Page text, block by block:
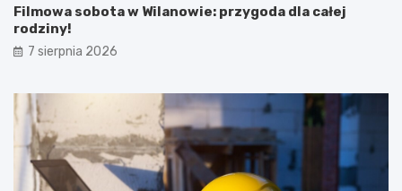
Filmowa sobota w Wilanowie: przygoda dla całej
rodziny!
7 sierpnia 2026